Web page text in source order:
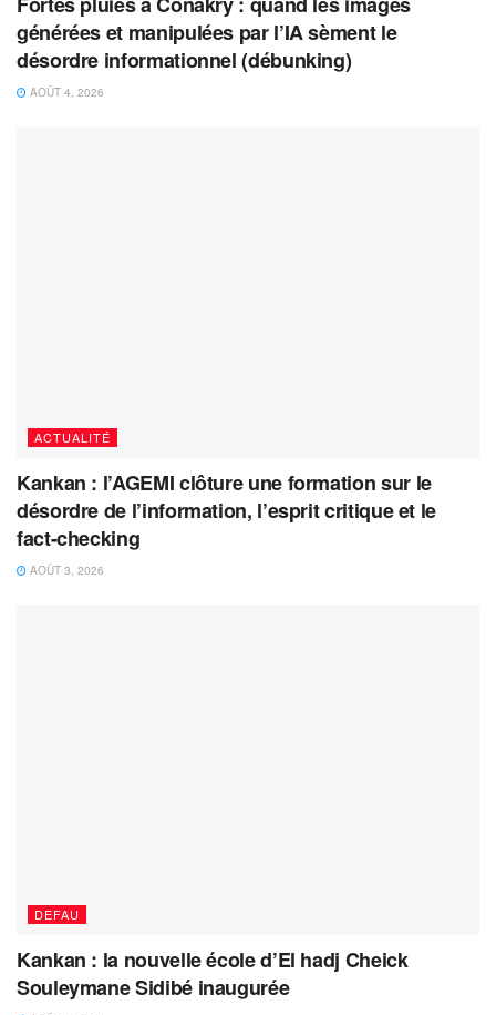
générées et manipulées par l’IA sèment le
désordre informationnel (débunking)
AOÛT 4, 2026
ACTUALITÉ
Kankan : l’AGEMI clôture une formation sur le
désordre de l’information, l’esprit critique et le
fact-checking
AOÛT 3, 2026
DEFAU
Kankan : la nouvelle école d’El hadj Cheick
Souleymane Sidibé inaugurée